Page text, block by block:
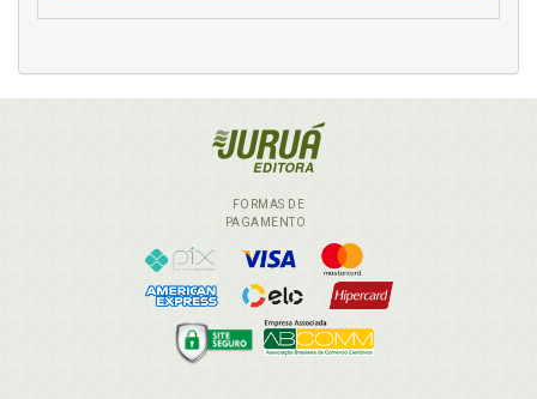
Teoria finalista. Notas sobre a teoria finalista da
ação e da imputação objetiva, p. 17
FORMAS DE
PAGAMENTO